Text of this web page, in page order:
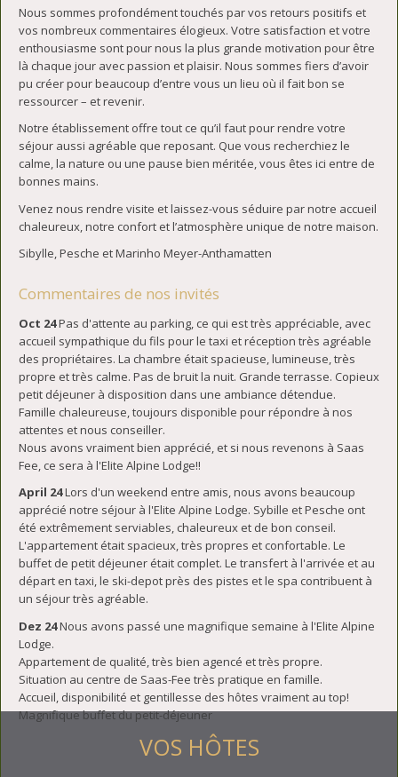
Nous sommes profondément touchés par vos retours positifs et
vos nombreux commentaires élogieux. Votre satisfaction et votre
enthousiasme sont pour nous la plus grande motivation pour être
là chaque jour avec passion et plaisir. Nous sommes fiers d’avoir
pu créer pour beaucoup d’entre vous un lieu où il fait bon se
ressourcer – et revenir.
Notre établissement offre tout ce qu’il faut pour rendre votre
séjour aussi agréable que reposant. Que vous recherchiez le
calme, la nature ou une pause bien méritée, vous êtes ici entre de
bonnes mains.
Venez nous rendre visite et laissez-vous séduire par notre accueil
chaleureux, notre confort et l’atmosphère unique de notre maison.
Sibylle, Pesche et Marinho Meyer-Anthamatten
Commentaires de nos invités
Oct 24Pas d'attente au parking, ce qui est très appréciable, avec
accueil sympathique du fils pour le taxi et réception très agréable
des propriétaires. La chambre était spacieuse, lumineuse, très
propre et très calme. Pas de bruit la nuit. Grande terrasse. Copieux
petit déjeuner à disposition dans une ambiance détendue.
Famille chaleureuse, toujours disponible pour répondre à nos
attentes et nous conseiller.
Nous avons vraiment bien apprécié, et si nous revenons à Saas
Fee, ce sera à l'Elite Alpine Lodge!!
April 24Lors d'un weekend entre amis, nous avons beaucoup
apprécié notre séjour à l'Elite Alpine Lodge. Sybille et Pesche ont
été extrêmement serviables, chaleureux et de bon conseil.
L'appartement était spacieux, très propres et confortable. Le
buffet de petit déjeuner était complet. Le transfert à l'arrivée et au
départ en taxi, le ski-depot près des pistes et le spa contribuent à
un séjour très agréable.
Dez 24Nous avons passé une magnifique semaine à l'Elite Alpine
Lodge.
Appartement de qualité, très bien agencé et très propre.
Situation au centre de Saas-Fee très pratique en famille.
Accueil, disponibilité et gentillesse des hôtes vraiment au top!
Magnifique buffet du petit-déjeuner
VOS HÔTES